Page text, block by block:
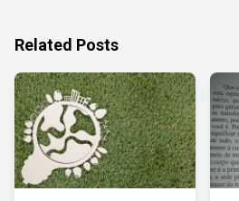
Related Posts